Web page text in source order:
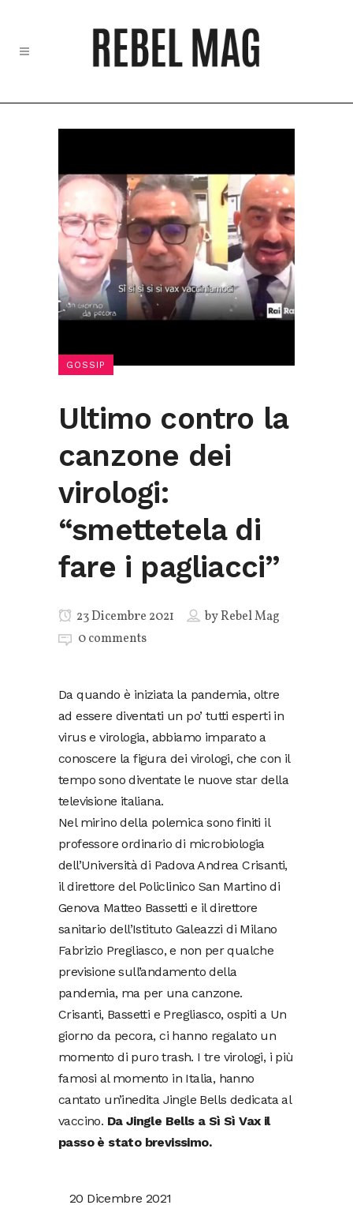
GOSSIP
Ultimo contro la
canzone dei
virologi:
“smettetela di
fare i pagliacci”
23 Dicembre 2021 byRebel Mag
0 comments
Da quando è iniziata la pandemia, oltre
ad essere diventati un po’ tutti esperti in
virus e virologia, abbiamo imparato a
conoscere la figura dei virologi, che con il
tempo sono diventate le nuove star della
televisione italiana.
Nel mirino della polemica sono finiti il
professore ordinario di microbiologia
dell’Università di Padova Andrea Crisanti,
il direttore del Policlinico San Martino di
Genova Matteo Bassetti e il direttore
sanitario dell’Istituto Galeazzi di Milano
Fabrizio Pregliasco, e non per qualche
previsione sull’andamento della
pandemia, ma per una canzone.
Crisanti, Bassetti e Pregliasco, ospiti a Un
giorno da pecora, ci hanno regalato un
momento di puro trash. I tre virologi, i più
famosi al momento in Italia, hanno
cantato un’inedita Jingle Bells dedicata al
vaccino. Da Jingle Bells a Sì Sì Vax il
passo è stato brevissimo.
20 Dicembre 2021